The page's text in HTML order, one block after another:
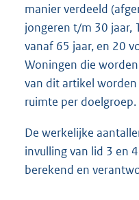
manier verdeeld
jongeren t/m 30 jaar,
vanaf 65 jaar, en 20
Woningen die
van dit artikel
ruimte per doelgroep.
De werkelijke
invulling van lid 3 en
berekend en